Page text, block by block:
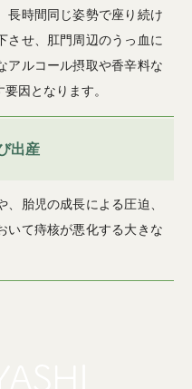
長時間同じ姿勢で座り続け
させ、肛門周辺のうっ血に
アルコール摂取や香辛料な
因となります。
出産
胎児の成長による圧迫、
いて痔核が悪化する大きな